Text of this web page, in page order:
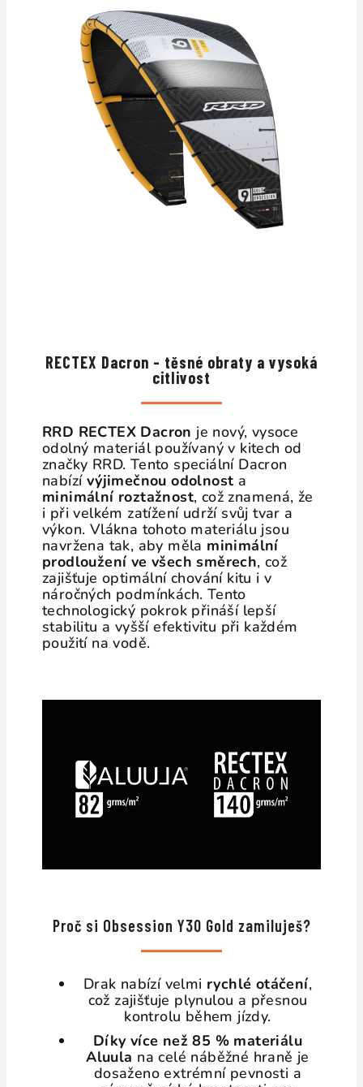
RECTEX Dacron - těsné obraty a vysoká
citlivost
RRD RECTEX Dacron je nový, vysoce
odolný materiál používaný v kitech od
značky RRD. Tento speciální Dacron
nabízí výjimečnou odolnost a
minimální roztažnost, což znamená, že
i při velkém zatížení udrží svůj tvar a
výkon. Vlákna tohoto materiálu jsou
navržena tak, aby měla minimální
prodloužení ve všech směrech, což
zajišťuje optimální chování kitu i v
náročných podmínkách. Tento
technologický pokrok přináší lepší
stabilitu a vyšší efektivitu při každém
použití na vodě.
Proč si Obsession Y30 Gold zamiluješ?
Drak nabízí velmi rychlé otáčení,
což zajišťuje plynulou a přesnou
kontrolu během jízdy.
Díky více než 85 % materiálu
Aluula na celé náběžné hraně je
dosaženo extrémní pevnosti a